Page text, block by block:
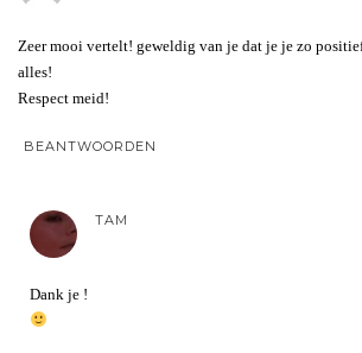
Zeer mooi vertelt! geweldig van je dat je je zo
alles!
Respect meid!
BEANTWOORDEN
TAM
Dank je !